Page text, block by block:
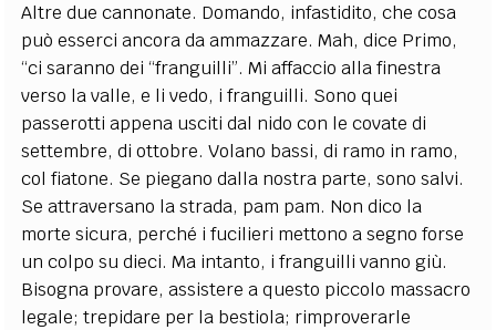
Altre due cannonate. Domando, infastidito, che cosa
può esserci ancora da ammazzare. Mah, dice Primo,
“ci saranno dei “franguilli”. Mi affaccio alla finestra
verso la valle, e li vedo, i franguilli. Sono quei
passerotti appena usciti dal nido con le covate di
settembre, di ottobre. Volano bassi, di ramo in ramo,
col fiatone. Se piegano dalla nostra parte, sono salvi.
Se attraversano la strada, pam pam. Non dico la
morte sicura, perché i fucilieri mettono a segno forse
un colpo su dieci. Ma intanto, i franguilli vanno giù.
Bisogna provare, assistere a questo piccolo massacro
legale; trepidare per la bestiola; rimproverarle